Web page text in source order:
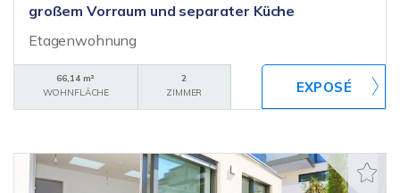
großem Vorraum und separater Küche
Etagenwohnung
66,14 m²
WOHNFLÄCHE
2
ZIMMER